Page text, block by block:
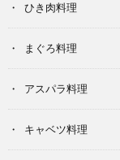
ひき肉料理
まぐろ料理
アスパラ料理
キャベツ料理